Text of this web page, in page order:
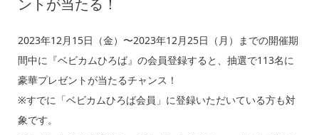
ントが当たる！
2023年12月15日（金）〜2023年12月25日（月）までの開催期
間中に『ベビカムひろば』の会員登録すると、抽選で113名に
豪華プレゼントが当たるチャンス！
※すでに「ベビカムひろば会員」に登録いただいている方も対
象です。